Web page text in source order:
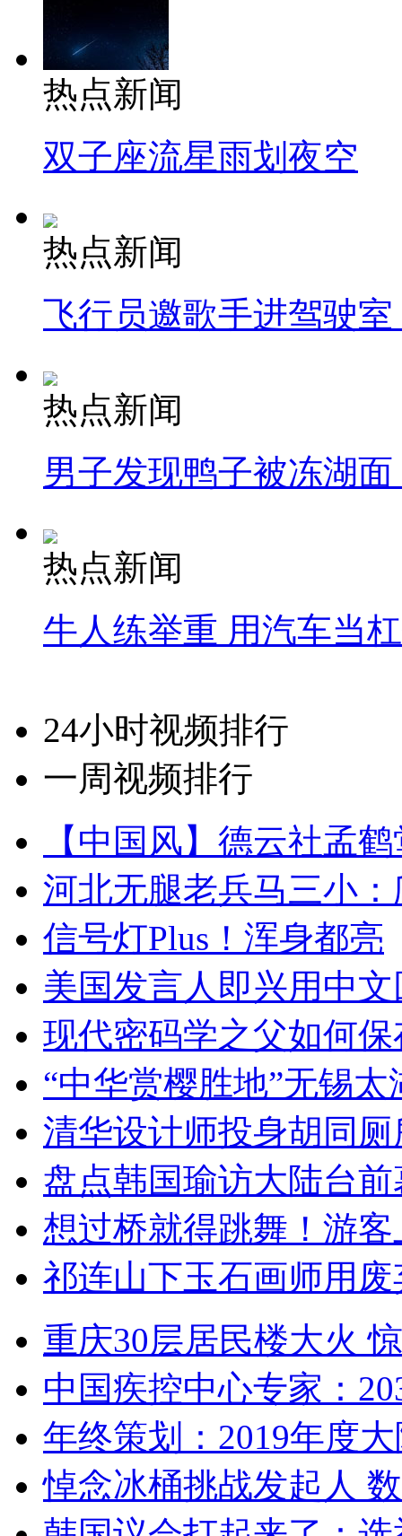
热点新闻
双子座流星雨划夜空
热点新闻
飞行员邀歌手进驾驶
热点新闻
男子发现鸭子被冻湖
热点新闻
牛人练举重 用汽车当
24小时视频排行
一周视频排行
【中国风】德云社孟
河北无腿老兵马三小
信号灯Plus！浑身都亮
美国发言人即兴用中
现代密码学之父如何
“中华赏樱胜地”无锡
清华设计师投身胡同
盘点韩国瑜访大陆台
想过桥就得跳舞！游客
祁连山下玉石画师用
重庆30层居民楼大火
中国疾控中心专家：
年终策划：2019年度
悼念冰桶挑战发起人